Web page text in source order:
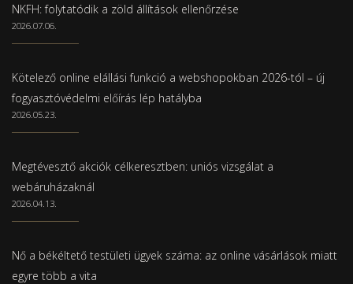
NKFH: folytatódik a zöld állítások ellenőrzése
2026.07.06.
Kötelező online elállási funkció a webshopokban 2026-tól – új
fogyasztóvédelmi előírás lép hatályba
2026.05.23.
Megtévesztő akciók célkeresztben: uniós vizsgálat a
webáruházaknál
2026.04.13.
Nő a békéltető testületi ügyek száma: az online vásárlások miatt
egyre több a vita